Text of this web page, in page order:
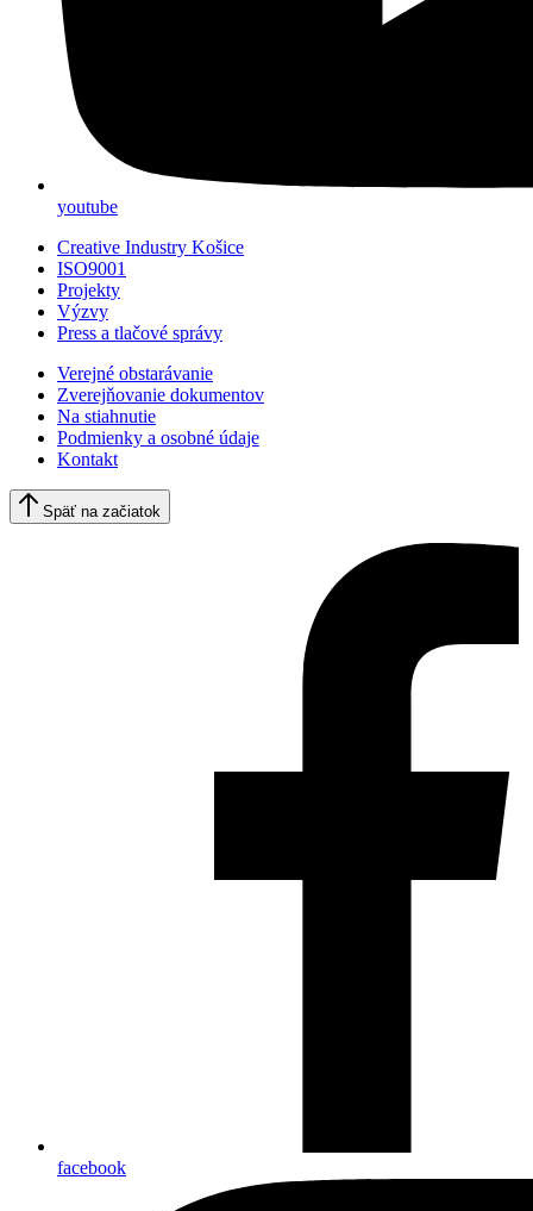
youtube
Creative Industry Košice
ISO9001
Projekty
Výzvy
Press a tlačové správy
Verejné obstarávanie
Zverejňovanie dokumentov
Na stiahnutie
Podmienky a osobné údaje
Kontakt
Späť na začiatok
facebook